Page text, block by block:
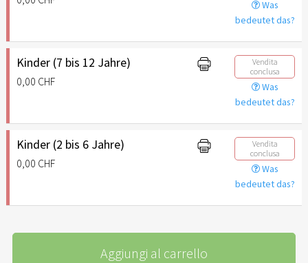
Was
bedeutet das?
Kinder (7 bis 12 Jahre)
0,00 CHF
Vendita
conclusa
Was
bedeutet das?
Kinder (2 bis 6 Jahre)
0,00 CHF
Vendita
conclusa
Was
bedeutet das?
Aggiungi al carrello